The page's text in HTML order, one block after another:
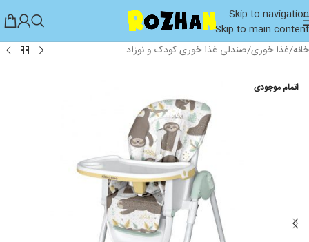
Skip to navigation
Skip to main content
خانه/غذا خوری/صندلی غذا خوری کودک و نوزاد
اتمام موجودی